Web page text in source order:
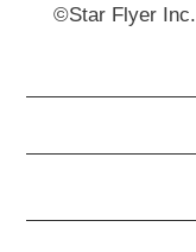
©Star Flyer Inc.